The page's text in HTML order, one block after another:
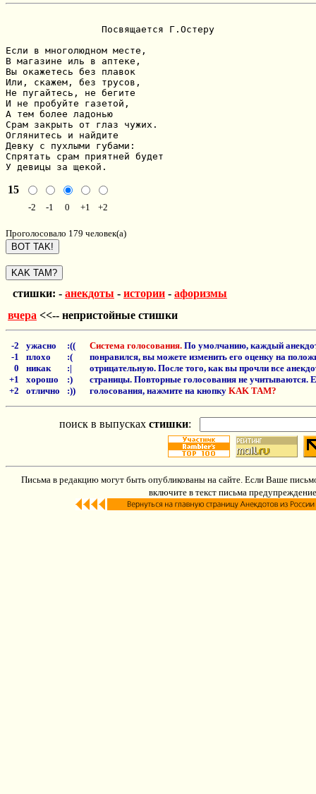
                 Посвящается Г.Остеру
Если в многолюдном месте,
В магазине иль в аптеке,
Вы окажетесь без плавок
Или, скажем, без трусов,
Не пугайтесь, не бегите
И не пробуйте газетой,
А тем более ладонью
Срам закрыть от глаз чужих.
Оглянитесь и найдите
Девку с пухлыми губами:
Спрятать срам приятней будет
У девицы за щекой.
15
-2 -1 0 +1 +2
Проголосовало 179 человек(а)
стишки: - анекдоты - истории - афоризмы
вчера <<-- непристойные стишки
-2
-1
0
+1
+2
ужасно
плохо
никак
хорошо
отлично
:((
:(
:|
:)
:))
Система голосования. По умолчанию, каждый
понравился, вы можете изменить его оценку на
отрицательную. После того, как вы прочли все
страницы. Повторные голосования не учитываются.
голосования, нажмите на кнопку KAK TAM?
поиск в выпусках стишки:
Письма в редакцию могут быть опубликованы на сайте. Если Ваше
включите в текст письма